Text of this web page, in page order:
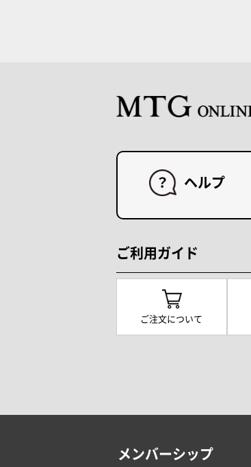
ヘルプ
ご利用ガイド
ご注文について
メンバーシップ